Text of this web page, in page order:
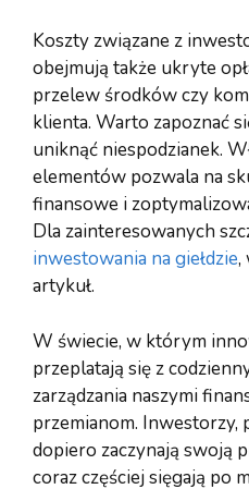
Koszty związane z
obejmują także ukryte
przelew środków czy
klienta. Warto zapoznać
uniknąć niespodzianek.
elementów pozwala na
finansowe i
Dla zainteresowanych
inwestowania na giełdzie,
artykuł.
W świecie, w którym
przeplatają się z
zarządzania naszymi
przemianom. Inwestorzy,
dopiero zaczynają swoją
coraz częściej sięgają po